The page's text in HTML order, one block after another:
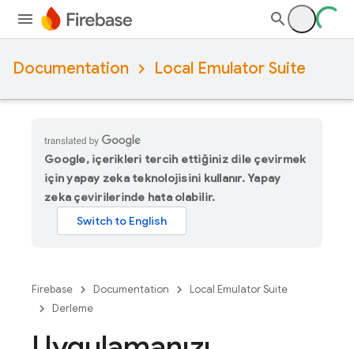
Documentation Local Emulator Suite
Google, içerikleri tercih ettiğiniz dile çevirmek
için yapay zeka teknolojisini kullanır. Yapay
zeka çevirilerinde hata olabilir.
Firebase Documentation
Local Emulator Suite
Derleme